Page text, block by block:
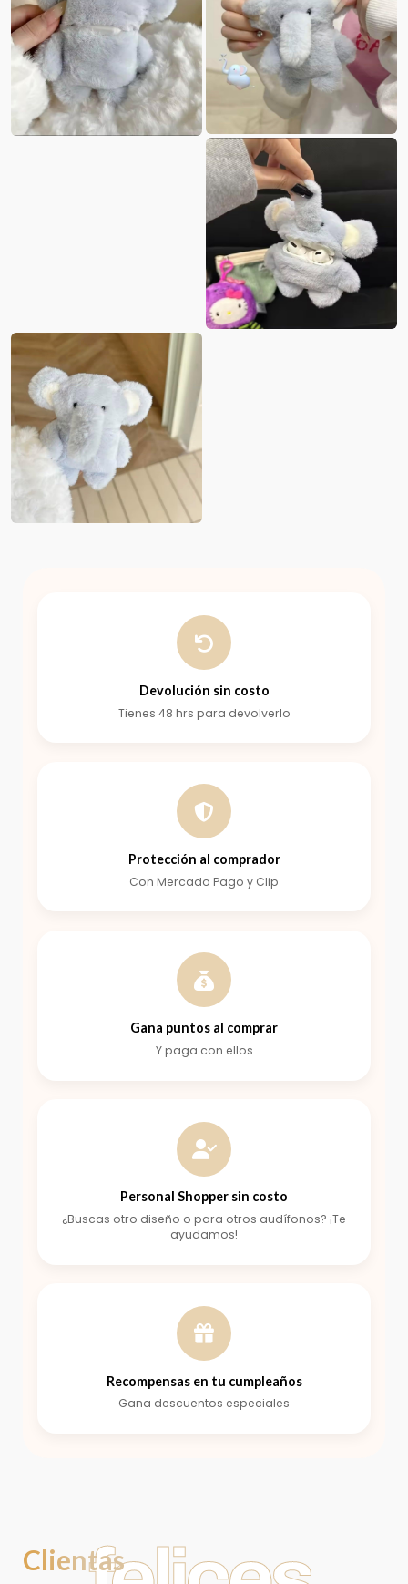
Devolución sin costo
Tienes 48 hrs para devolverlo
Protección al comprador
Con Mercado Pago y Clip
Gana puntos al comprar
Y paga con ellos
Personal Shopper sin costo
¿Buscas otro diseño o para otros audífonos? ¡Te
ayudamos!
Recompensas en tu cumpleaños
Gana descuentos especiales
Clientas